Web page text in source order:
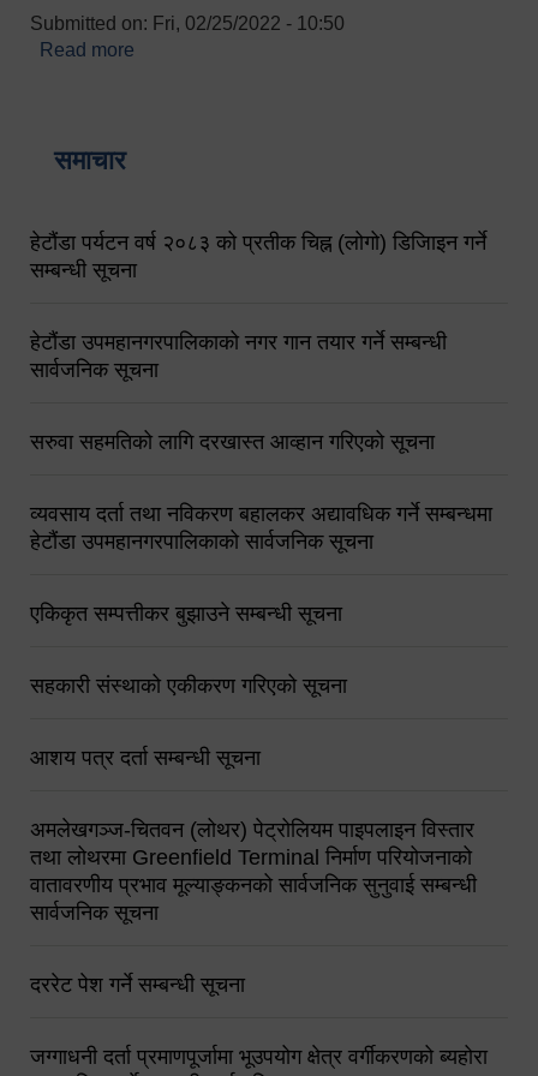
Submitted on: Fri, 02/25/2022 - 10:50
Read more
समाचार
हेटौंडा पर्यटन वर्ष २०८३ को प्रतीक चिह्न (लोगो) डिजिाइन गर्ने
सम्बन्धी सूचना
हेटौंडा उपमहानगरपालिकाको नगर गान तयार गर्ने सम्बन्धी
सार्वजनिक सूचना
सरुवा सहमतिको लागि दरखास्त आव्हान गरिएको सूचना
व्यवसाय दर्ता तथा नविकरण बहालकर अद्यावधिक गर्ने सम्बन्धमा
हेटौंडा उपमहानगरपालिकाको सार्वजनिक सूचना
एकिकृत सम्पत्तीकर बुझाउने सम्बन्धी सूचना
सहकारी संस्थाको एकीकरण गरिएको सूचना
आशय पत्र दर्ता सम्बन्धी सूचना
अमलेखगञ्ज-चितवन (लोथर) पेट्रोलियम पाइपलाइन विस्तार
तथा लोथरमा Greenfield Terminal निर्माण परियोजनाको
वातावरणीय प्रभाव मूल्याङ्कनको सार्वजनिक सुनुवाई सम्बन्धी
सार्वजनिक सूचना
दररेट पेश गर्ने सम्बन्धी सूचना
जग्गाधनी दर्ता प्रमाणपूर्जामा भूउपयोग क्षेत्र वर्गीकरणको ब्यहोरा